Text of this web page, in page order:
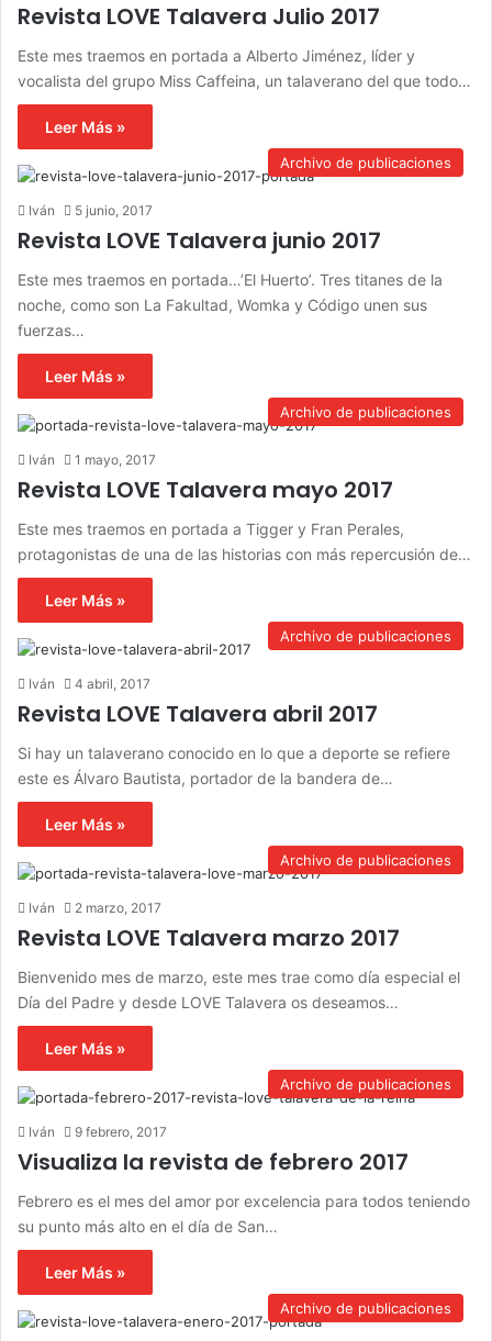
Revista LOVE Talavera Julio 2017
Este mes traemos en portada a Alberto Jiménez, líder y
vocalista del grupo Miss Caffeina, un talaverano del que todo…
Leer Más »
Archivo de publicaciones
Iván 5 junio, 2017
Revista LOVE Talavera junio 2017
Este mes traemos en portada…’El Huerto’. Tres titanes de la
noche, como son La Fakultad, Womka y Código unen sus
fuerzas…
Leer Más »
Archivo de publicaciones
Iván 1 mayo, 2017
Revista LOVE Talavera mayo 2017
Este mes traemos en portada a Tigger y Fran Perales,
protagonistas de una de las historias con más repercusión de…
Leer Más »
Archivo de publicaciones
Iván 4 abril, 2017
Revista LOVE Talavera abril 2017
Si hay un talaverano conocido en lo que a deporte se refiere
este es Álvaro Bautista, portador de la bandera de…
Leer Más »
Archivo de publicaciones
Iván 2 marzo, 2017
Revista LOVE Talavera marzo 2017
Bienvenido mes de marzo, este mes trae como día especial el
Día del Padre y desde LOVE Talavera os deseamos…
Leer Más »
Archivo de publicaciones
Iván 9 febrero, 2017
Visualiza la revista de febrero 2017
Febrero es el mes del amor por excelencia para todos teniendo
su punto más alto en el día de San…
Leer Más »
Archivo de publicaciones